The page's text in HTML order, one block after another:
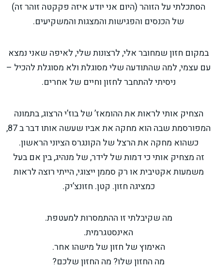
הסתכלתי על הזוהר (היום אני יודע איזה פקקטה זוהר זה)
של הכנסים והפגישות והמצגות והמשקיעים.
במקום חזון שמחובר אלי, לרצונות שלי, לאיפה שאני נמצא
עם עצמי, למה שהתודעה שלי מסוגלת ולא מסוגלת להכיל –
ניסיתי להתחבר לחזון וחיים של אחרים.
הצחיק אותי לראות את ההומאז’ של בוז’י הרצוג, בתמונה
המפורסמת שבה הוא מחקה את אביו שעשה אותו דבר ב 87,
כשהוא מחקה את הרצל של הקונגרס הציוני הראשון.
זה מצחיק אותי כי דמות של לידר, של מנהיג, בין אם בעל
משמעות אקטיבית או רק סממן ייצוגי, הייתי רוצה לראות
כמציגה חזון. קטן. חזונצ’יק.
מה שקיבלתי זו ההתמסרות למעטפת.
האינסטגרמית.
האימוץ של חזון של מישהו אחר.
מה החזון שלו? מה החזון שלכם?